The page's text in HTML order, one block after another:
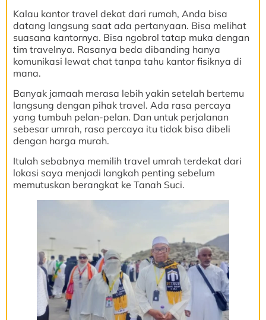
Kalau kantor travel dekat dari rumah, Anda bisa
datang langsung saat ada pertanyaan. Bisa melihat
suasana kantornya. Bisa ngobrol tatap muka dengan
tim travelnya. Rasanya beda dibanding hanya
komunikasi lewat chat tanpa tahu kantor fisiknya di
mana.
Banyak jamaah merasa lebih yakin setelah bertemu
langsung dengan pihak travel. Ada rasa percaya
yang tumbuh pelan-pelan. Dan untuk perjalanan
sebesar umrah, rasa percaya itu tidak bisa dibeli
dengan harga murah.
Itulah sebabnya memilih travel umrah terdekat dari
lokasi saya menjadi langkah penting sebelum
memutuskan berangkat ke Tanah Suci.